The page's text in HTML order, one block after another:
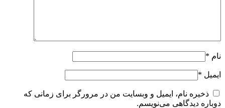
نام *
ایمیل *
ذخیره نام، ایمیل و وبسایت من در مرورگر برای زمانی که
دوباره دیدگاهی می‌نویسم.